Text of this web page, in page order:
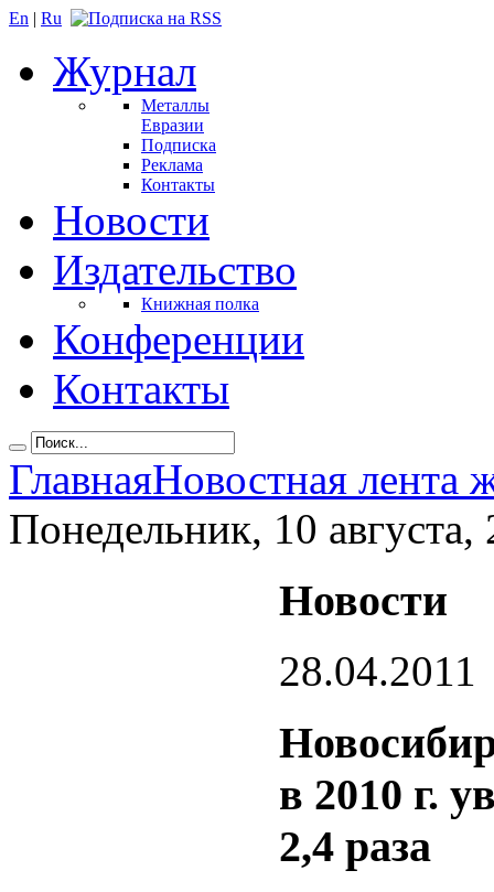
En | Ru
Журнал
Металлы
Евразии
Подписка
Реклама
Контакты
Новости
Издательство
Книжная полка
Конференции
Контакты
ГлавнаяНовостная лента
Понедельник, 10 августа,
Новости
28.04.2011
в 2010 г.
2,4 раза